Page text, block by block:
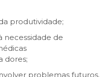
produtividade;
necessidade de
dores;
problemas futuros.